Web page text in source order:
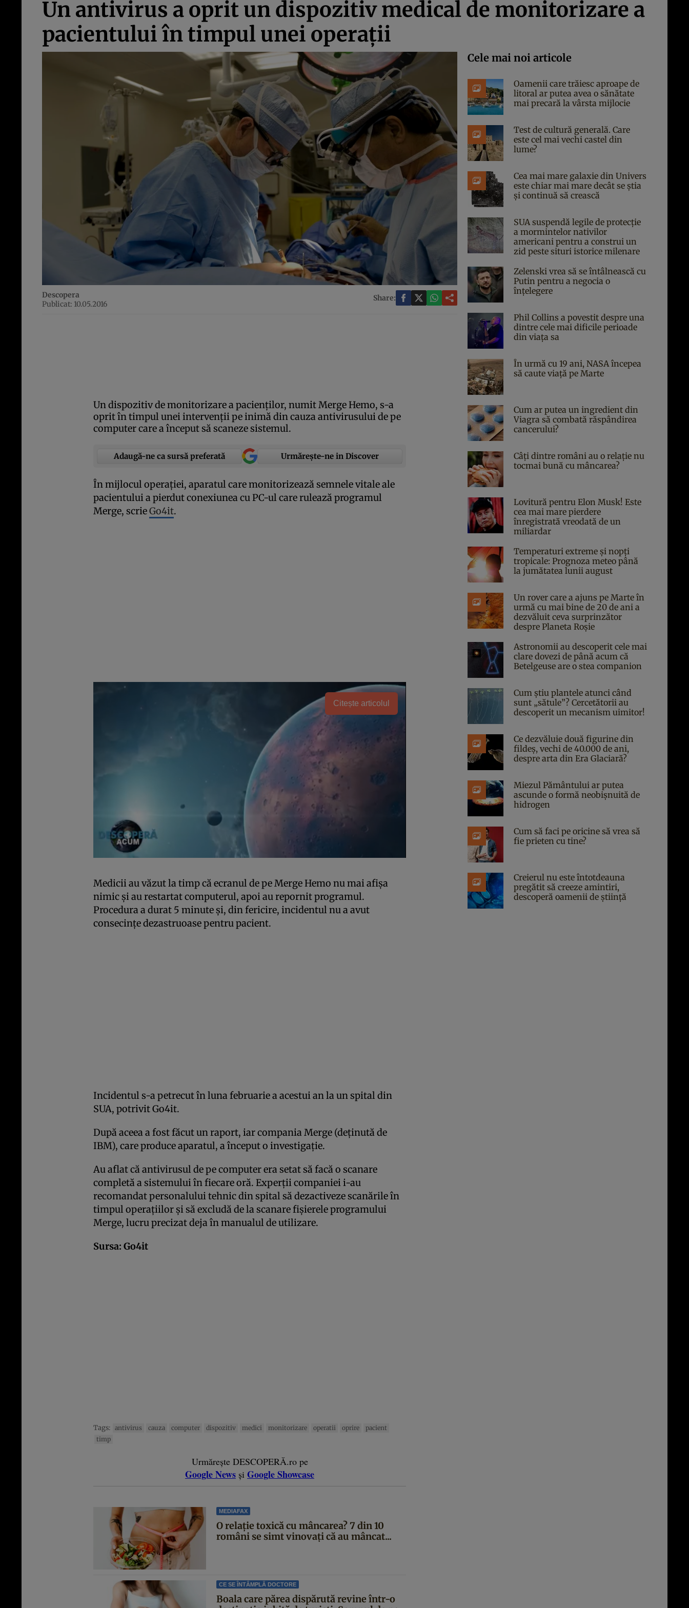
Un antivirus a oprit un dispozitiv medical de monitorizare a
pacientului în timpul unei operaţii
Descopera
Publicat: 10.05.2016
Share:
Un dispozitiv de monitorizare a pacienţilor, numit Merge Hemo, s-a
oprit în timpul unei intervenţii pe inimă din cauza antivirusului de pe
computer care a început să scaneze sistemul.
Adaugă-ne ca sursă preferată Urmărește-ne in Discover
În mijlocul operaţiei, aparatul care monitorizează semnele vitale ale
pacientului a pierdut conexiunea cu PC-ul care rulează programul
Merge, scrieGo4it.
Citește articolul
Medicii au văzut la timp că ecranul de pe Merge Hemo nu mai afişa
nimic şi au restartat computerul, apoi au repornit programul.
Procedura a durat 5 minute şi, din fericire, incidentul nu a avut
consecinţe dezastruoase pentru pacient.
Incidentul s-a petrecut în luna februarie a acestui an la un spital din
SUA, potrivit Go4it.
După aceea a fost făcut un raport, iar compania Merge (deţinută de
IBM), care produce aparatul, a început o investigaţie.
Au aflat că antivirusul de pe computer era setat să facă o scanare
completă a sistemului în fiecare oră. Experţii companiei i-au
recomandat personalului tehnic din spital să dezactiveze scanările în
timpul operaţiilor şi să excludă de la scanare fişierele programului
Merge, lucru precizat deja în manualul de utilizare.
Sursa: Go4it
Tags: antivirus cauza computer dispozitiv medici monitorizare operatii oprire
pacient
timp
Urmărește DESCOPERĂ.ro pe
Google News și Google Showcase
MEDIAFAX
O relație toxică cu mâncarea? 7 din 10
români se simt vinovați că au mâncat...
CE SE ÎNTÂMPLĂ DOCTORE
Boala care părea dispărută revine într-o
Cele mai noi articole
Oamenii care trăiesc aproape de
litoral ar putea avea o sănătate
mai precară la vârsta mijlocie
Test de cultură generală. Care
este cel mai vechi castel din
lume?
Cea mai mare galaxie din Univers
este chiar mai mare decât se știa
și continuă să crească
SUA suspendă legile de protecție
a mormintelor nativilor
americani pentru a construi un
zid peste situri istorice milenare
Zelenski vrea să se întâlnească cu
Putin pentru a negocia o
înțelegere
Phil Collins a povestit despre una
dintre cele mai dificile perioade
din viața sa
În urmă cu 19 ani, NASA începea
să caute viaţă pe Marte
Cum ar putea un ingredient din
Viagra să combată răspândirea
cancerului?
Câți dintre români au o relație nu
tocmai bună cu mâncarea?
Lovitură pentru Elon Musk! Este
cea mai mare pierdere
înregistrată vreodată de un
miliardar
Temperaturi extreme și nopți
tropicale: Prognoza meteo până
la jumătatea lunii august
Un rover care a ajuns pe Marte în
urmă cu mai bine de 20 de ani a
dezvăluit ceva surprinzător
despre Planeta Roșie
Astronomii au descoperit cele mai
clare dovezi de până acum că
Betelgeuse are o stea companion
Cum știu plantele atunci când
sunt „sătule”? Cercetătorii au
descoperit un mecanism uimitor!
Ce dezvăluie două figurine din
fildeș, vechi de 40.000 de ani,
despre arta din Era Glaciară?
Miezul Pământului ar putea
ascunde o formă neobișnuită de
hidrogen
Cum să faci pe oricine să vrea să
fie prieten cu tine?
Creierul nu este întotdeauna
pregătit să creeze amintiri,
descoperă oamenii de știință